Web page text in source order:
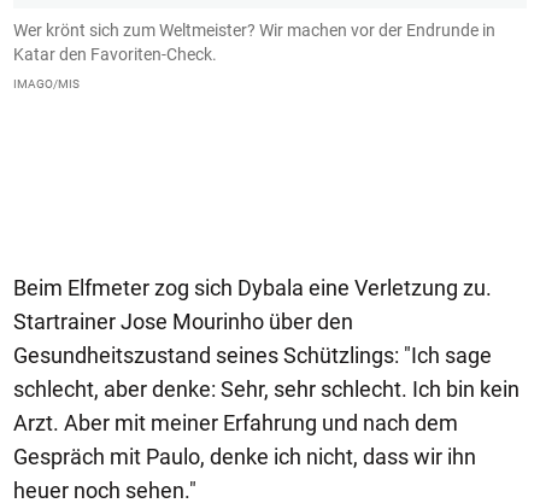
Wer krönt sich zum Weltmeister? Wir machen vor der Endrunde in
Katar den Favoriten-Check.
IMAGO/MIS
Beim Elfmeter zog sich Dybala eine Verletzung zu.
Startrainer Jose Mourinho über den
Gesundheitszustand seines Schützlings: "Ich sage
schlecht, aber denke: Sehr, sehr schlecht. Ich bin kein
Arzt. Aber mit meiner Erfahrung und nach dem
Gespräch mit Paulo, denke ich nicht, dass wir ihn
heuer noch sehen."